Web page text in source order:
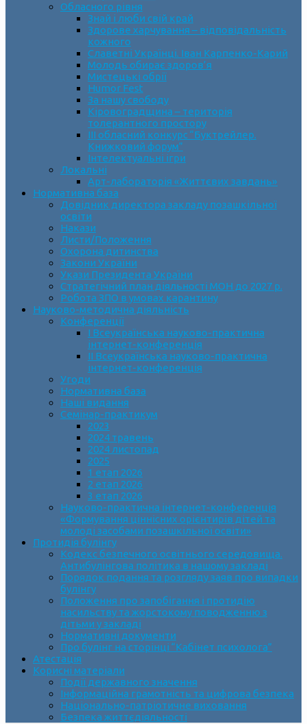
Обласного рівня
Знай і люби свій край
Здорове харчування – відповідальність
кожного
Славетні Українці. Іван Карпенко-Карий
Молодь обирає здоров’я
Мистецькі обрії
Humor Fest
За нашу свободу
Кіровоградщина – територія
толерантного простору
ІII обласний конкурс “Буктрейлер.
Книжковий форум”
Інтелектуальні ігри
Локальні
Арт-лабораторія «Життєвих завдань»
Нормативна база
Довідник директора закладу позашкільної
освіти
Накази
Листи/Положення
Охорона дитинства
Закони України
Укази Президента України
Стратегічний план діяльності МОН до 2027 р.
Робота ЗПО в умовах карантину
Науково-методична діяльність
Конференції
І Всеукраїнська науково-практична
інтернет-конференція
ІІ Всеукраїнська науково-практична
інтернет-конференція
Угоди
Нормативна база
Наші видання
Семінар-практикум
2023
2024 травень
2024 листопад
2025
1 етап 2026
2 етап 2026
3 етап 2026
Науково-практична інтернет-конференція
«Формування ціннісних орієнтирів дітей та
молоді засобами позашкільної освіти»
Протидія булінгу
Кодекс безпечного освітнього середовища.
Антибулінгова політика в нашому закладі
Порядок подання та розгляду заяв про випадки
булінгу
Положення про запобігання і протидію
насильству та жорстокому поводженню з
дітьми у закладі
Нормативні документи
Про булінг на сторінці “Кабінет психолога”
Атестація
Корисні матеріали
Події державного значення
Інформаційна грамотність та цифрова безпека
Національно-патріотичне виховання
Безпека життєдіяльності